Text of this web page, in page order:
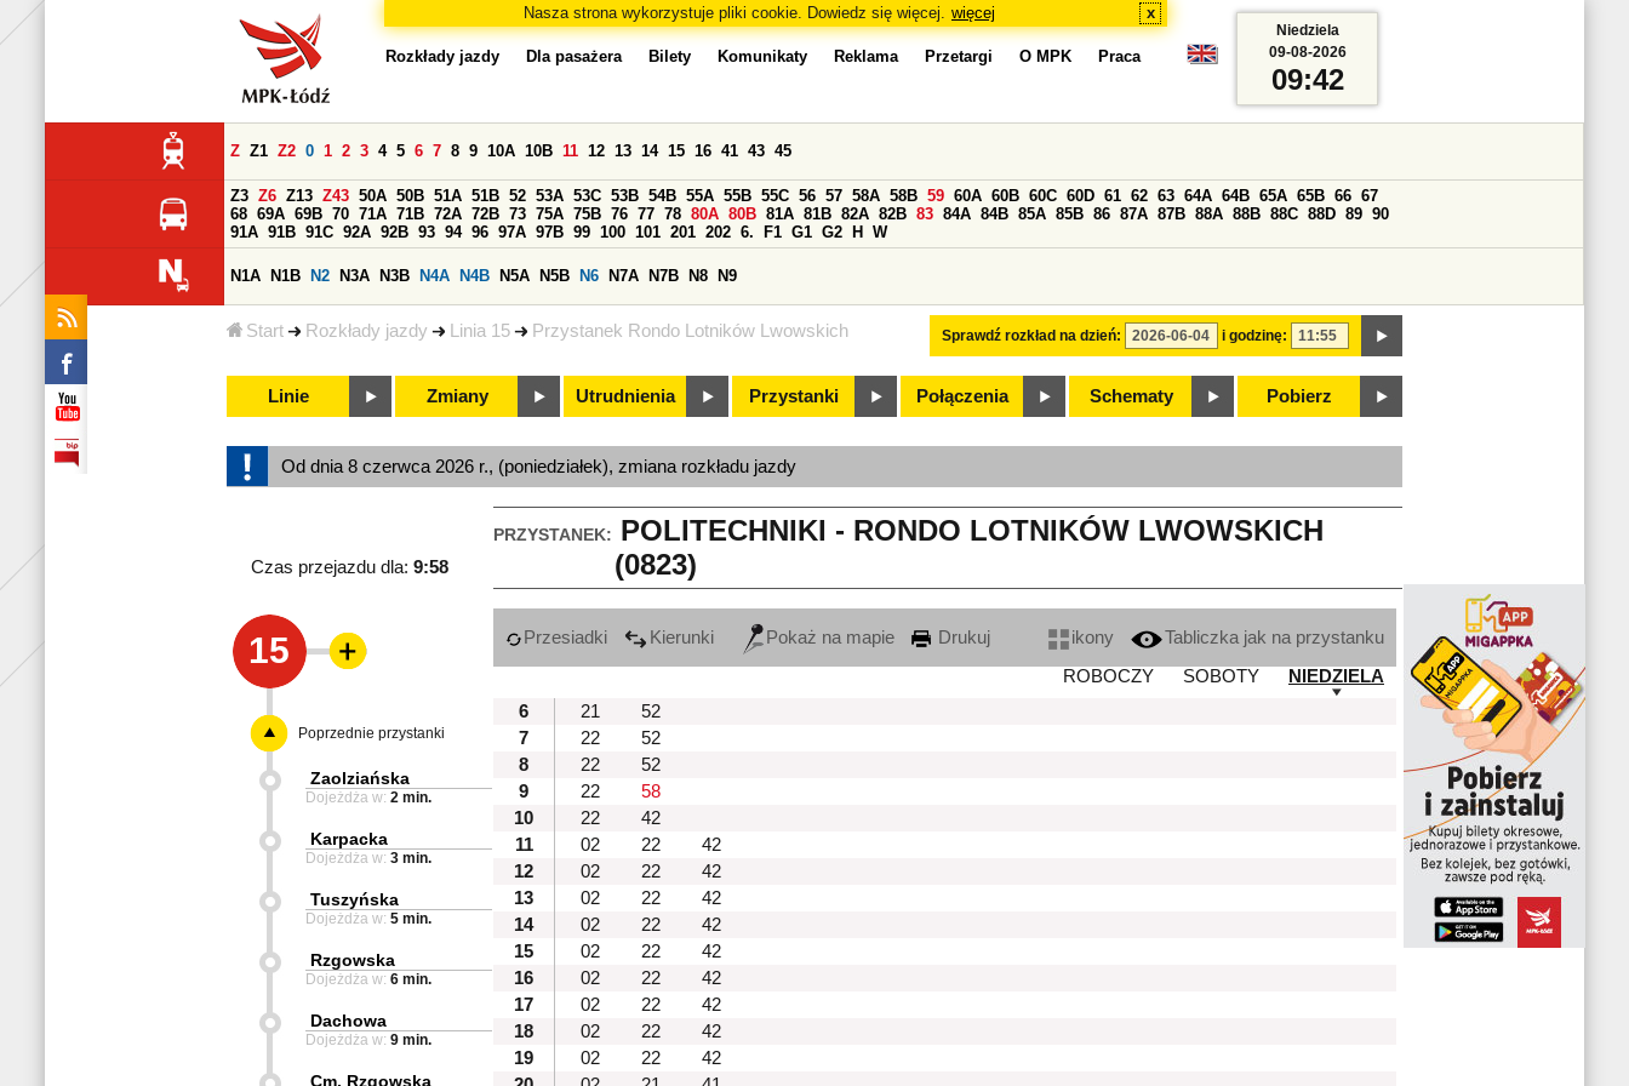
Nasza strona wykorzystuje pliki cookie. Dowiedz się więcej. więcej x
Start Rozkłady jazdy Linia 15 Przystanek Rondo Lotników Lwowskich
Rozkłady jazdy Dla pasażera Bilety Komunikaty Reklama Przetargi O MPK Praca
Sprawdź rozkład na dzień: i godzinę:
Z Z1 Z2 0 1 2 3 4 5 6 7 8 9 10A 10B 11 12 13 14 15 16 41 43 45
Z3 Z6 Z13 Z43 50A 50B 51A 51B 52 53A 53C 53B 54B 55A 55B 55C 56 57 58A 58B 59 60A 60B 60C 60D 61 62 63 64A 64B 65A 65B 66 67
68 69A 69B 70 71A 71B 72A 72B 73 75A 75B 76 77 78 80A 80B 81A 81B 82A 82B 83 84A 84B 85A 85B 86 87A 87B 88A 88B 88C 88D 89 90
91A 91B 91C 92A 92B 93 94 96 97A 97B 99 100 101 201 202 6. F1 G1 G2 H W
N1A N1B N2 N3A N3B N4A N4B N5A N5B N6 N7A N7B N8 N9
Linie Zmiany Utrudnienia Przystanki Połączenia Schematy Pobierz
Niedziela
09-08-2026
09:42
Od dnia 8 czerwca 2026 r., (poniedziałek), zmiana rozkładu jazdy
PRZYSTANEK: POLITECHNIKI - RONDO LOTNIKÓW LWOWSKICH
(0823)
Czas przejazdu dla: 9:58
15 Przesiadki Kierunki Pokaż na mapie Drukuj ikony
Tabliczka jak na przystanku
ROBOCZY
SOBOTY
NIEDZIELA
6
21
52
7
22
52
8
22
52
9
22
58
10
22
42
11
02 22
42
12
02 22
42
13
02 22
42
14
02 22
42
15
02 22
42
16
02 22
42
17
02 22
42
18
02 22
42
19
02 22
42
Poprzednie przystanki
Zaolziańska
Dojeżdża w: 2 min.
Karpacka
Dojeżdża w: 3 min.
Tuszyńska
Dojeżdża w: 5 min.
Rzgowska
Dojeżdża w: 6 min.
Dachowa
Dojeżdża w: 9 min.
Cm. Rzgowska